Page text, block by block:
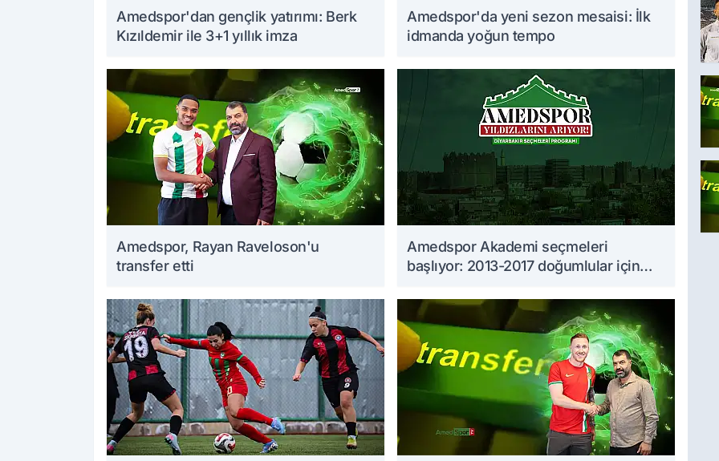
Amedspor'dan gençlik yatırımı: Berk
Kızıldemir ile 3+1 yıllık imza
Amedspor'da yeni sezon mesaisi: İlk
idmanda yoğun tempo
Amedspor, Rayan Raveloson'u
transfer etti
Amedspor Akademi seçmeleri
başlıyor: 2013-2017 doğumlular için